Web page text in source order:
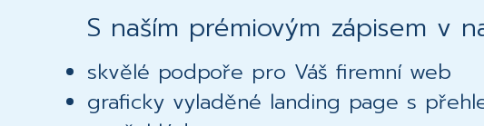
S naším prémiovým zápisem v
skvělé podpoře pro Váš firemní web
graficky vyladěné landing page s